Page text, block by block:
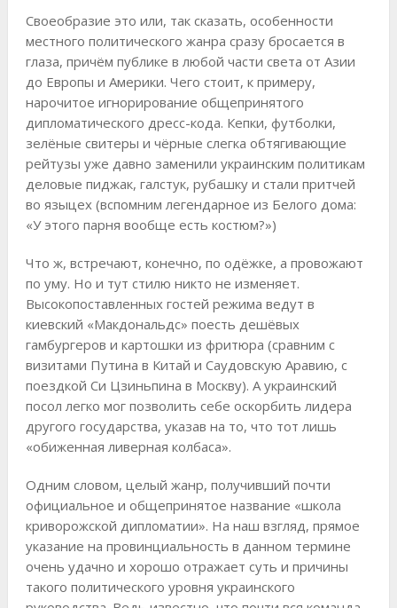
Своеобразие это или, так сказать, особенности
местного политического жанра сразу бросается в
глаза, причём публике в любой части света от Азии
до Европы и Америки. Чего стоит, к примеру,
нарочитое игнорирование общепринятого
дипломатического дресс-кода. Кепки, футболки,
зелёные свитеры и чёрные слегка обтягивающие
рейтузы уже давно заменили украинским политикам
деловые пиджак, галстук, рубашку и стали притчей
во языцех (вспомним легендарное из Белого дома:
«У этого парня вообще есть костюм?»)
Что ж, встречают, конечно, по одёжке, а провожают
по уму. Но и тут стилю никто не изменяет.
Высокопоставленных гостей режима ведут в
киевский «Макдональдс» поесть дешёвых
гамбургеров и картошки из фритюра (сравним с
визитами Путина в Китай и Саудовскую Аравию, с
поездкой Си Цзиньпина в Москву). А украинский
посол легко мог позволить себе оскорбить лидера
другого государства, указав на то, что тот лишь
«обиженная ливерная колбаса».
Одним словом, целый жанр, получивший почти
официальное и общепринятое название «школа
криворожской дипломатии». На наш взгляд, прямое
указание на провинциальность в данном термине
очень удачно и хорошо отражает суть и причины
такого политического уровня украинского